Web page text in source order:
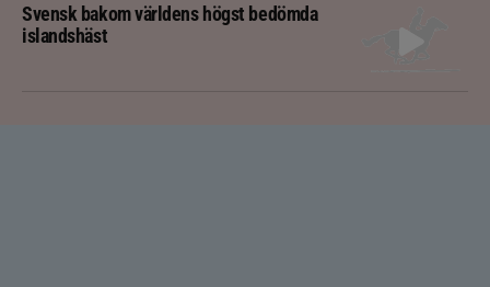
Svensk bakom världens högst bedömda
islandshäst